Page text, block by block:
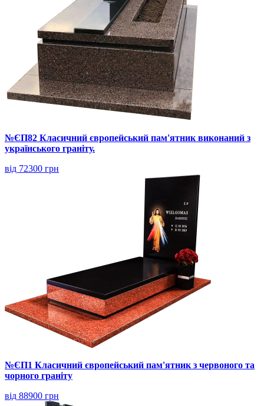
№ЄП82 Класичний європейський пам'ятник виконаний з
українського граніту.
від 72300 грн
№ЄП1 Класичний європейський пам'ятник з червоного та
чорного граніту
від 88900 грн